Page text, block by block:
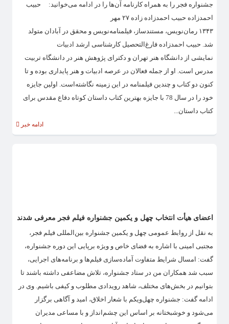
جشنواره فجر را به همراه کارنامه آن‌ها را در ادامه می‌خوانید: حبیب
احمدزاده حبیب احمدزاده زاده ۲۷ مهر
۱۳۴۳ رمان‌نویس، مستندساز، فیلمنامه‌نویس و محقق در آبادان متولد
شد. حبیب احمدزاده فارغ‌التحصیل کارشناسی ارشد ادبیات
نمایشی از دانشگاه هنر تهران و دکترای پژوهش هنر در دانشگاه تربیت
مدرس است. او از جمله فعالان در عرصه ادبیات و هنر پایداری بوده و تا
کنون دو کتاب و چندین فیلمنامه در این زمینه نگاشته‌است. اولین جایزه
خود را در سال 78 با جایزه بهترین کتاب داستان کوتاه دفاع مقدس برای
کتاب داستان...
ادامه خبر
اعضای هیأت انتخاب چهل و یکمین جشنواره فیلم فجر معرفی شدند
به نقل از روابط عمومی چهل و یکمین جشنواره بین‌المللی فیلم فجر،
مجتبی امینی با اشاره به فضای خاص و ویژه برپایی این دوره جشنواره،
گفت: امسال شرایط متفاوت آماده‌سازی فیلم‌ها و برنامه‌های اجرایی،
سبب شد همکاران من در ستاد جشنواره، تلاش مضاعفی داشته باشند تا
بتوانیم در بخش‌های مختلف، شاهد رویدادی مطلوب و کیفی باشیم. وی در
ادامه گفت: جشنواره چهل‌ویکم با شعار اخلاق، امید و آگاهی برگزار
می‌شود و خوشبختانه بر اساس این چشم‌انداز و با مساعی مدیران